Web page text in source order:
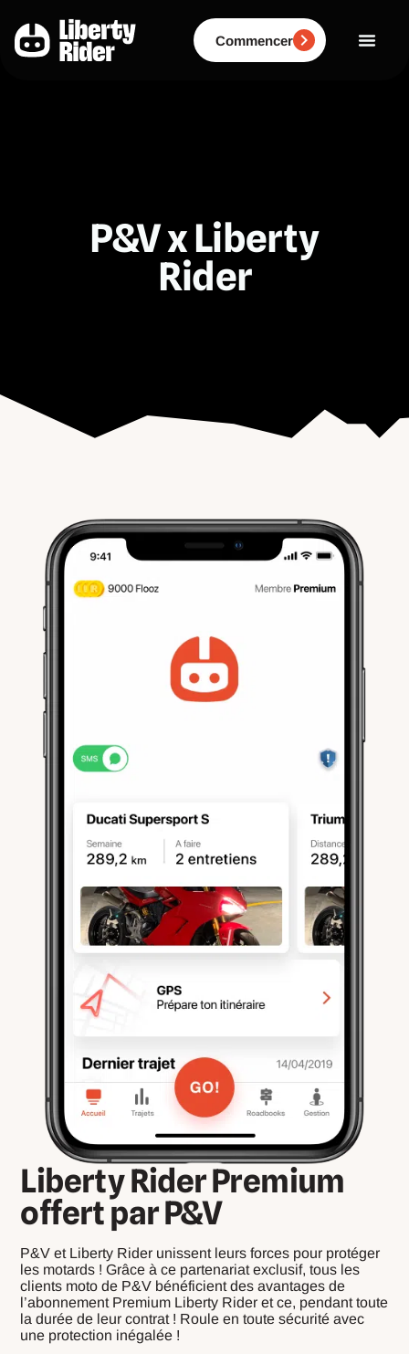
contenu
Commencer
P&V x Liberty
Rider
Liberty Rider Premium
offert par P&V
P&V et Liberty Rider unissent leurs forces pour protéger
les motards ! Grâce à ce partenariat exclusif, tous les
clients moto de P&V bénéficient des avantages de
l’abonnement Premium Liberty Rider et ce, pendant toute
la durée de leur contrat ! Roule en toute sécurité avec
une protection inégalée !